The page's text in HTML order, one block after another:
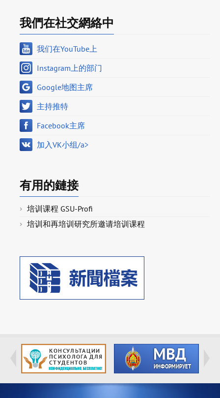
我們在社交網絡中
我们在YouTube上
Instagram上的部门
Google地图主席
主持推特
Facebook主席
加入VK小组/a>
有用的鏈接
培训课程 GSU-Profi
培训和再培训研究所邀请培训课程